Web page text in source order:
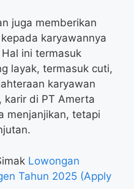
juga memberikan
karyawannya
ini termasuk
layak, termasuk cuti,
karyawan
karir di PT Amerta
menjanjikan, tetapi
Lowongan
Tahun 2025 (Apply